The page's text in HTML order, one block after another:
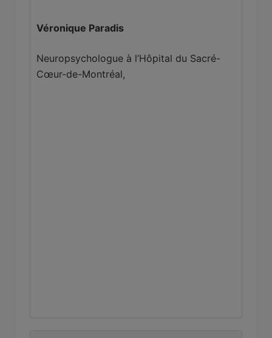
Véronique Paradis
Neuropsychologue à l’Hôpital du Sacré-
Cœur-de-Montréal,